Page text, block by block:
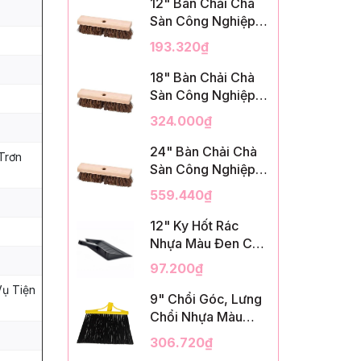
Tiện
12" Bàn Chải Chà
Sàn Công Nghiệp,
Sợi Palmyra, InsuX
INXDS1, 12
Cái/Thùng (12"
Brush Deck Scrub,
193.320₫
18" Bàn Chải Chà
Sàn Công Nghiệp,
Sợi Palmyra, InsuX
INXDS2, 12
Cái/Thùng (18"
Brush Deck Scrub,
324.000₫
24" Bàn Chải Chà
Sàn Công Nghiệp,
Sợi Palmyra, InsuX
INXDS2, 12
Cái/Thùng (24"
Brush Deck Scrub ,
559.440₫
12" Ky Hốt Rác
Nhựa Màu Đen Có
Tay Cầm, InsuX
INXSHD01, 12
Cái/Thùng, Mã
IMPA 174141 (12"
Black Plastic)
97.200₫
9" Chổi Góc, Lưng
Chổi Nhựa Màu
Vàng, Lông PET
Màu Đen, Kèm Cán
306.720₫